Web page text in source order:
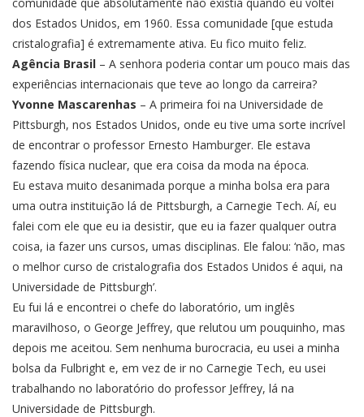
dos Estados Unidos, em 1960. Essa comunidade [que estuda
cristalografia] é extremamente ativa. Eu fico muito feliz.
Agência Brasil – A senhora poderia contar um pouco mais das
experiências internacionais que teve ao longo da carreira?
Yvonne Mascarenhas – A primeira foi na Universidade de
Pittsburgh, nos Estados Unidos, onde eu tive uma sorte incrível
de encontrar o professor Ernesto Hamburger. Ele estava
fazendo física nuclear, que era coisa da moda na época.
Eu estava muito desanimada porque a minha bolsa era para
uma outra instituição lá de Pittsburgh, a Carnegie Tech. Aí, eu
falei com ele que eu ia desistir, que eu ia fazer qualquer outra
coisa, ia fazer uns cursos, umas disciplinas. Ele falou: ‘não, mas
o melhor curso de cristalografia dos Estados Unidos é aqui, na
Universidade de Pittsburgh’.
Eu fui lá e encontrei o chefe do laboratório, um inglês
maravilhoso, o George Jeffrey, que relutou um pouquinho, mas
depois me aceitou. Sem nenhuma burocracia, eu usei a minha
bolsa da Fulbright e, em vez de ir no Carnegie Tech, eu usei
trabalhando no laboratório do professor Jeffrey, lá na
Universidade de Pittsburgh.